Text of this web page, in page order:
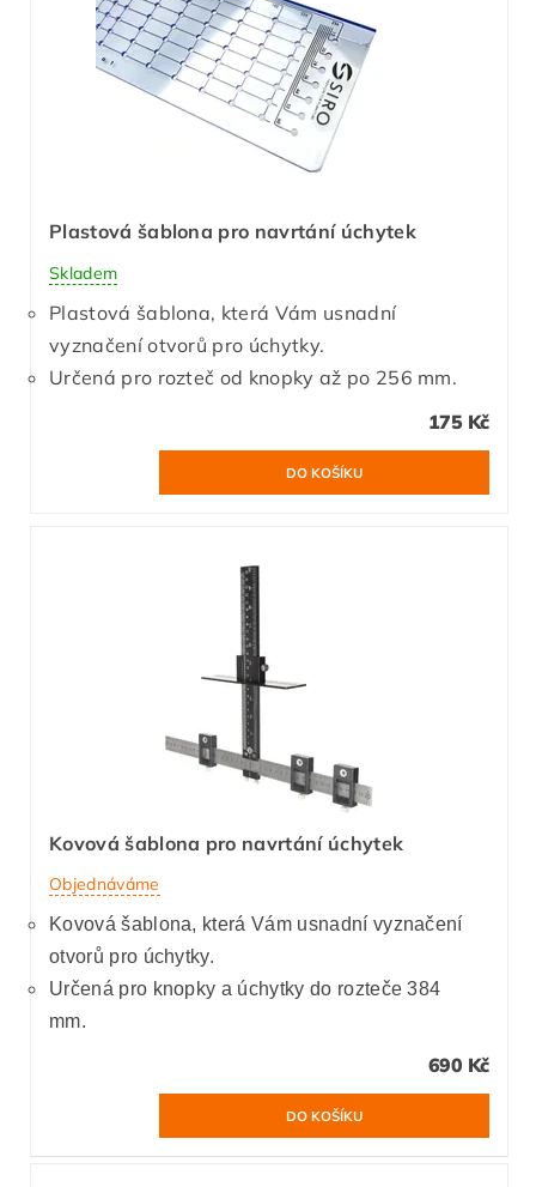
Plastová šablona pro navrtání úchytek
Skladem
Plastová šablona, která Vám usnadní
vyznačení otvorů pro úchytky.
Určená pro rozteč od knopky až po 256 mm.
175 Kč
Kovová šablona pro navrtání úchytek
Objednáváme
Kovová šablona, která Vám usnadní vyznačení
otvorů pro úchytky.
Určená pro knopky a úchytky do rozteče 384
mm.
690 Kč